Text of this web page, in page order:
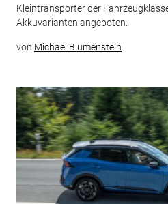
Kleintransporter der
Akkuvarianten angeboten.
von Michael Blumenstein